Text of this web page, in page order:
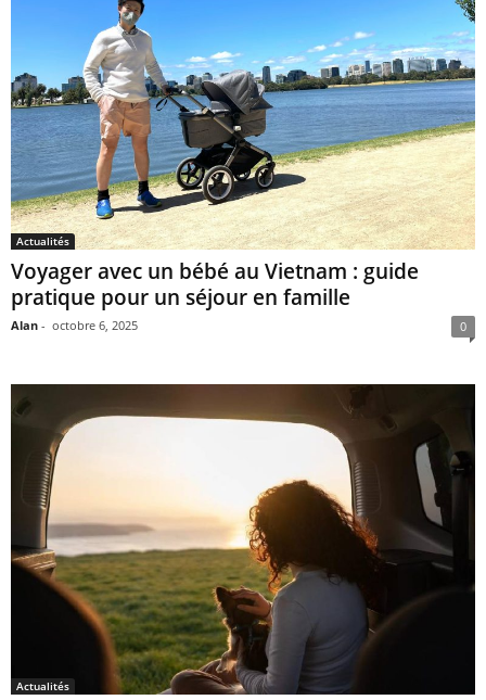
Actualités
Voyager avec un bébé au Vietnam : guide
pratique pour un séjour en famille
Alan - octobre 6, 2025 0
Actualités